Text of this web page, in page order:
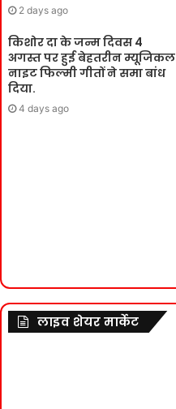
2 days ago
किशोर दा के जन्म दिवस 4
अगस्त पर हुई बेहतरीन म्यूजिकल
नाइट फिल्मी गीतों ने समा बांध
दिया.
4 days ago
लाइव शेयर मार्केट